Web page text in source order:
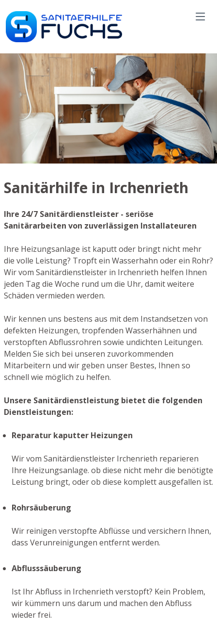
Sanitärhilfe in Irchenrieth
Ihre 24/7 Sanitärdienstleister - seriöse
Sanitärarbeiten von zuverlässigen Installateuren
Ihre Heizungsanlage ist kaputt oder bringt nicht mehr
die volle Leistung? Tropft ein Wasserhahn oder ein Rohr?
Wir vom Sanitärdienstleister in Irchenrieth helfen Ihnen
jeden Tag die Woche rund um die Uhr, damit weitere
Schäden vermieden werden.
Wir kennen uns bestens aus mit dem Instandsetzen von
defekten Heizungen, tropfenden Wasserhähnen und
verstopften Abflussrohren sowie undichten Leitungen.
Melden Sie sich bei unseren zuvorkommenden
Mitarbeitern und wir geben unser Bestes, Ihnen so
schnell wie möglich zu helfen.
Unsere Sanitärdienstleistung bietet die folgenden
Dienstleistungen:
Reparatur kaputter Heizungen
Wir vom Sanitärdienstleister Irchenrieth reparieren
Ihre Heizungsanlage. ob diese nicht mehr die benötigte
Leistung bringt, oder ob diese komplett ausgefallen ist.
Rohrsäuberung
Wir reinigen verstopfte Abflüsse und versichern Ihnen,
dass Verunreinigungen entfernt werden.
Abflusssäuberung
Ist Ihr Abfluss in Irchenrieth verstopft? Kein Problem,
wir kümmern uns darum und machen den Abfluss
wieder frei.